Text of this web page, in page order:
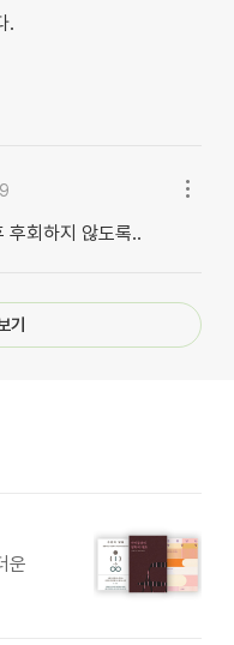
.
후회하지 않도록..
기
운